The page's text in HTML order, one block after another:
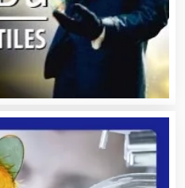
para Fiestas